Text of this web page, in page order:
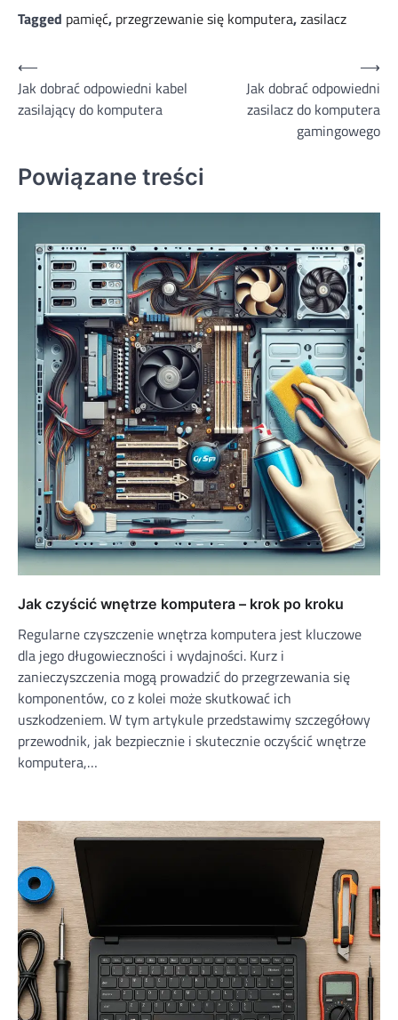
Tagged pamięć, przegrzewanie się komputera,zasilacz
Nawigacja
wpisu
⟵
Jak dobrać odpowiedni kabel
zasilający do komputera
Jak dobrać odpowiedni
zasilacz do komputera
gamingowego
⟶
Powiązane treści
Jak czyścić wnętrze komputera – krok po kroku
Regularne czyszczenie wnętrza komputera jest kluczowe
dla jego długowieczności i wydajności. Kurz i
zanieczyszczenia mogą prowadzić do przegrzewania się
komponentów, co z kolei może skutkować ich
uszkodzeniem. W tym artykule przedstawimy szczegółowy
przewodnik, jak bezpiecznie i skutecznie oczyścić wnętrze
komputera,…